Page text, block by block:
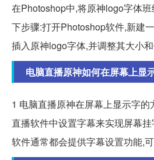
在Photoshop中,将原神logo字体
下步骤:打开Photoshop软件,新建
插入原神logo字体,并调整其大小和
电脑直播原神如何在屏幕上显
1 电脑直播原神在屏幕上显示字
直播软件中设置字幕来实现屏幕
软件通常都会提供字幕设置功能,